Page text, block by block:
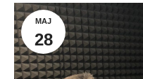
MAJ
28